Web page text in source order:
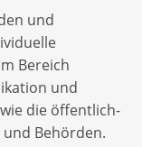
und
Bereich
und
die öffentlich-
Behörden.